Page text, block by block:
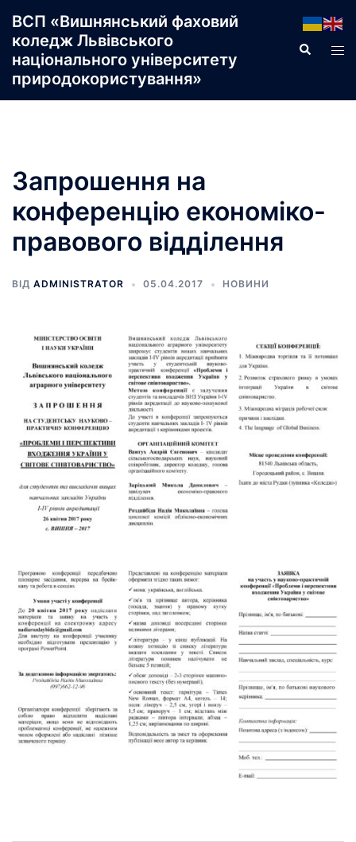
до
вмісту
ВСП «Вишнянський фаховий
коледж Львівського
національного університету
природокористування»
Пошук
Запрошення на
конференцію економіко-
правового відділення
ВІД ADMINISTRATOR 05.04.2017 НОВИНИ